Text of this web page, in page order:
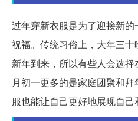
过年穿新衣服是为了迎接新
祝福。传统习俗上，大年三
新年到来，所以有些人会选
月初一更多的是家庭团聚和
服也能让自己更好地展现自己